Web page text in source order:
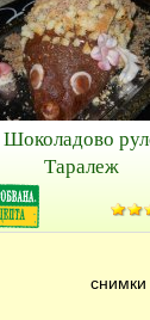
Шоколадово
Таралеж
снимки